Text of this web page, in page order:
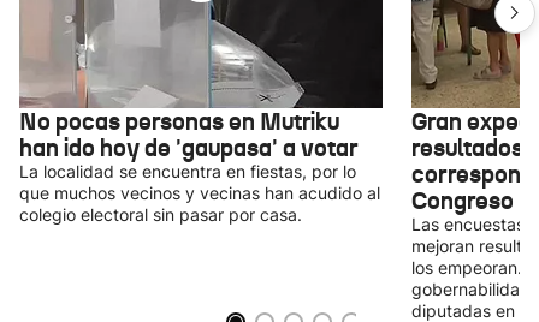
No pocas personas en Mutriku
han ido hoy de 'gaupasa' a votar
La localidad se encuentra en fiestas, por lo
que muchos vecinos y vecinas han acudido al
colegio electoral sin pasar por casa.
Gran
resultados
Congreso
Las encuestas
mejoran
los empeoran.
gobernabilidad
diputadas en el